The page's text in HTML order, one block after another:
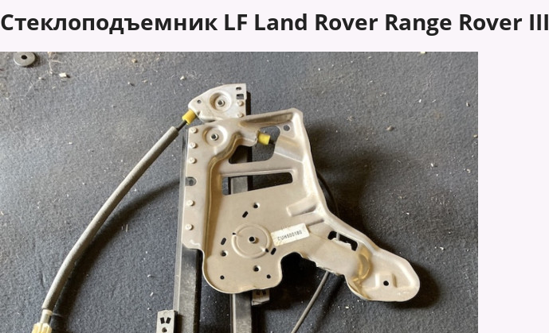
Стеклоподъемник LF Land Rover Range Rover III